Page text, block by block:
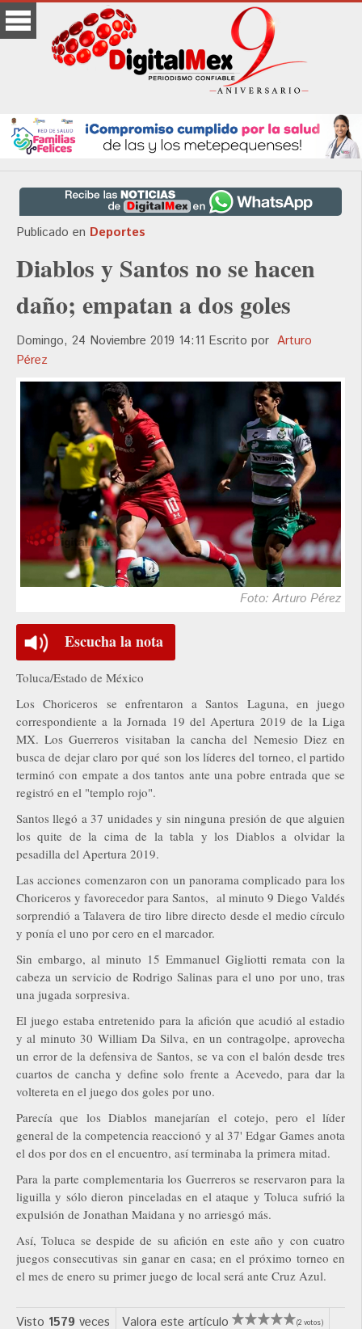
Publicado en Deportes
Diablos y Santos no se hacen
daño; empatan a dos goles
Domingo, 24 Noviembre 2019 14:11 Escrito por Arturo
Pérez
Foto: Arturo Pérez
Escucha la nota
Toluca/Estado de México
Los Choriceros se enfrentaron a Santos Laguna, en juego
correspondiente a la Jornada 19 del Apertura 2019 de la Liga
MX. Los Guerreros visitaban la cancha del Nemesio Diez en
busca de dejar claro por qué son los líderes del torneo, el partido
terminó con empate a dos tantos ante una pobre entrada que se
registró en el "templo rojo".
Santos llegó a 37 unidades y sin ninguna presión de que alguien
los quite de la cima de la tabla y los Diablos a olvidar la
pesadilla del Apertura 2019.
Las acciones comenzaron con un panorama complicado para los
Choriceros y favorecedor para Santos, al minuto 9 Diego Valdés
sorprendió a Talavera de tiro libre directo desde el medio círculo
y ponía el uno por cero en el marcador.
Sin embargo, al minuto 15 Emmanuel Gigliotti remata con la
cabeza un servicio de Rodrigo Salinas para el uno por uno, tras
una jugada sorpresiva.
El juego estaba entretenido para la afición que acudió al estadio
y al minuto 30 William Da Silva, en un contragolpe, aprovecha
un error de la defensiva de Santos, se va con el balón desde tres
cuartos de cancha y define solo frente a Acevedo, para dar la
voltereta en el juego dos goles por uno.
Parecía que los Diablos manejarían el cotejo, pero el líder
general de la competencia reaccionó y al 37' Edgar Games anota
el dos por dos en el encuentro, así terminaba la primera mitad.
Para la parte complementaria los Guerreros se reservaron para la
liguilla y sólo dieron pinceladas en el ataque y Toluca sufrió la
expulsión de Jonathan Maidana y no arriesgó más.
Así, Toluca se despide de su afición en este año y con cuatro
juegos consecutivas sin ganar en casa; en el próximo torneo en
el mes de enero su primer juego de local será ante Cruz Azul.
Visto 1579 veces Valora este artículo (2 votos)